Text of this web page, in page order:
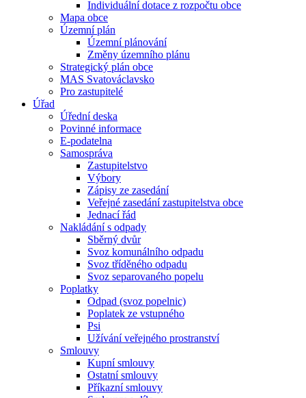
Individuální dotace z rozpočtu obce
Mapa obce
Územní plán
Územní plánování
Změny územního plánu
Strategický plán obce
MAS Svatováclavsko
Pro zastupitelé
Úřad
Úřední deska
Povinné informace
E-podatelna
Samospráva
Zastupitelstvo
Výbory
Zápisy ze zasedání
Veřejné zasedání zastupitelstva obce
Jednací řád
Nakládání s odpady
Sběrný dvůr
Svoz komunálního odpadu
Svoz tříděného odpadu
Svoz separovaného popelu
Poplatky
Odpad (svoz popelnic)
Poplatek ze vstupného
Psi
Užívání veřejného prostranství
Smlouvy
Kupní smlouvy
Ostatní smlouvy
Příkazní smlouvy